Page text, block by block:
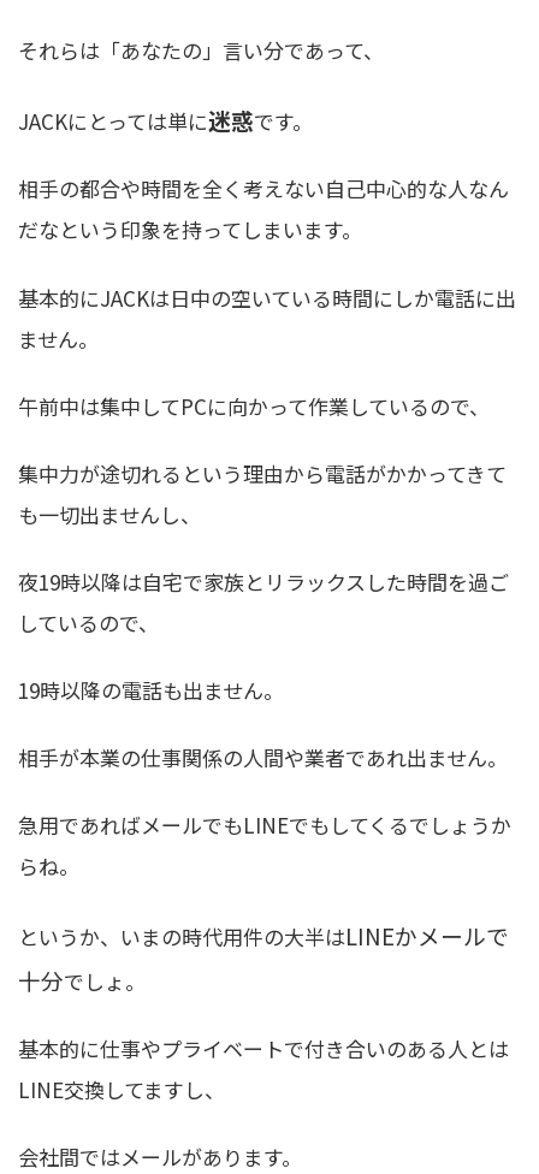
それらは「あなたの」言い分であって、
JACKにとっては単に迷惑です。
相手の都合や時間を全く考えない自己中心的な人なん
だなという印象を持ってしまいます。
基本的にJACKは日中の空いている時間にしか電話に出
ません。
午前中は集中してPCに向かって作業しているので、
集中力が途切れるという理由から電話がかかってきて
も一切出ませんし、
夜19時以降は自宅で家族とリラックスした時間を過ご
しているので、
19時以降の電話も出ません。
相手が本業の仕事関係の人間や業者であれ出ません。
急用であればメールでもLINEでもしてくるでしょうか
らね。
というか、いまの時代用件の大半はLINEかメールで
十分でしょ。
基本的に仕事やプライベートで付き合いのある人とは
LINE交換してますし、
会社間ではメールがあります。